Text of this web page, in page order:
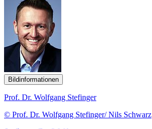
Bildinformationen
Prof. Dr. Wolfgang Stefinger
© Prof. Dr. Wolfgang Stefinger/ Nils Schwarz